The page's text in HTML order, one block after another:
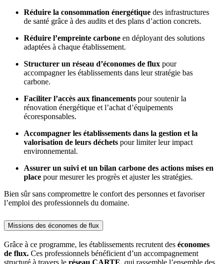
Réduire la consommation énergétique des infrastructures
de santé grâce à des audits et des plans d’action concrets.
Réduire l’empreinte carbone en déployant des solutions
adaptées à chaque établissement.
Structurer un réseau d’économes de flux pour
accompagner les établissements dans leur stratégie bas
carbone.
Faciliter l’accès aux financements pour soutenir la
rénovation énergétique et l’achat d’équipements
écoresponsables.
Accompagner les établissements dans la gestion et la
valorisation de leurs déchets pour limiter leur impact
environnemental.
Assurer un suivi et un bilan carbone des actions mises en
place pour mesurer les progrès et ajuster les stratégies.
Bien sûr sans compromettre le confort des personnes et favoriser
l’emploi des professionnels du domaine.
Missions des économes de flux
Grâce à ce programme, les établissements recrutent des économes
de flux. Ces professionnels bénéficient d’un accompagnement